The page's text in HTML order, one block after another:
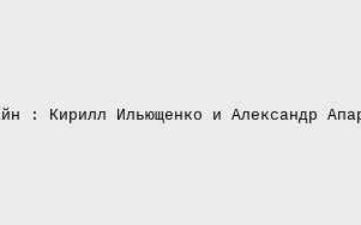
: Кирилл Ильющенко и Александр